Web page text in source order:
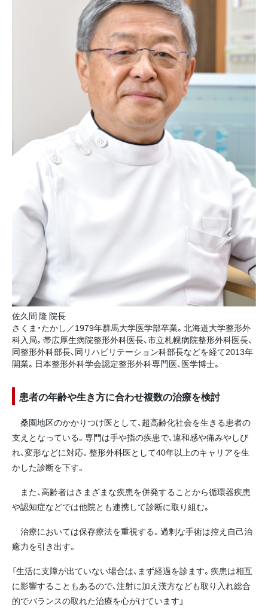
佐久間 隆 院長
さくま・たかし／1979年群馬大学医学部卒業。北海道大学整形外
科入局。帯広厚生病院整形外科医長、市立札幌病院整形外科医長、
同整形外科部長、同リハビリテーション科部長などを経て2013年
開業。日本整形外科学会認定整形外科専門医、医学博士。
患者の年齢や生き方に合わせ複数の治療を検討
桑園地区のかかりつけ医として、超高齢化社会を生きる患者の
支えとなっている。専門は手や指の疾患で、違和感や痛みやしび
れ、変形などに対応。整形外科医として40年以上のキャリアを生
かした診断を下す。
また、高齢者はさまざまな疾患を併発することから循環器疾患
や認知症などでは他院とも連携して診断に取り組む。
治療においては保存療法を重視する。過剰な手術は控え自己治
癒力を引き出す。
「生活に支障が出ていない場合は、まず経過を診ます。疾患は相互
に影響することもあるので、注射に加え漢方なども取り入れ総合
的でバランスの取れた治療を心がけています」